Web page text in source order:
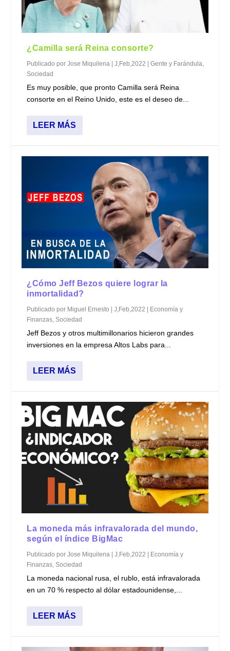
¿Camilla será Reina consorte?
Publicado porJose Miquilena |J,Feb,2022 |Gente y Farándula,
Sociedad
Es muy posible, que pronto Camilla será Reina
consorte en el Reino Unido, este es el deseo de...
LEER MÁS
¿Cómo Jeff Bezos quiere lograr la
inmortalidad?
Publicado por Miguel Ernesto |J,Feb,2022 | Economía y
Finanzas ,Sociedad
Jeff Bezos y otros multimillonarios hicieron grandes
inversiones en la empresa Altos Labs para...
LEER MÁS
La moneda más infravalorada del mundo,
según el índice BigMac
Publicado porJose Miquilena |J,Feb,2022
Economía y
Finanzas,Sociedad
La moneda nacional rusa, el rublo, está infravalorada
en un 70 % respecto al dólar estadounidense,...
LEER MÁS